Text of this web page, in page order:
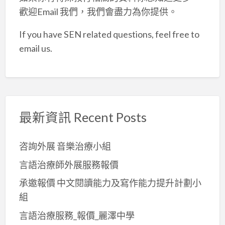
歡迎Email 我們，我們會盡力為你提供。
If you have SEN related questions, feel free to
email us.
最新資訊 Recent Posts
咨詢外展 音樂治療小組
言語治療師外展服務報價
承邀報價 中文閱讀能力及寫作能力提升計劃小
組
言語治療服務_報價_麗澤中學